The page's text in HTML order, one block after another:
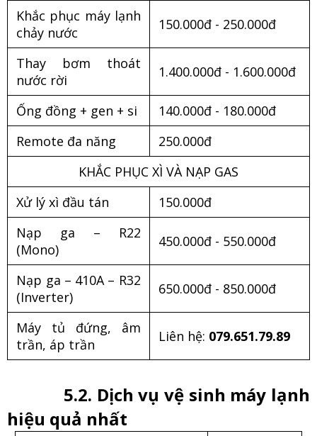
Khắc phục máy lạnh
chảy nước
150.000đ - 250.000đ
Thay bơm thoát
nước rời
1.400.000đ - 1.600.000đ
Ống đồng + gen + si
140.000đ - 180.000đ
Remote đa năng
250.000đ
KHẮC PHỤC XÌ VÀ NẠP GAS
Xử lý xì đầu tán
150.000đ
Nạp ga – R22
(Mono)
450.000đ - 550.000đ
Nạp ga – 410A – R32
(Inverter)
650.000đ - 850.000đ
Máy tủ đứng, âm
trần, áp trần
Liên hệ: 079.651.79.89
5.2. Dịch vụ vệ sinh máy lạnh
hiệu quả nhất